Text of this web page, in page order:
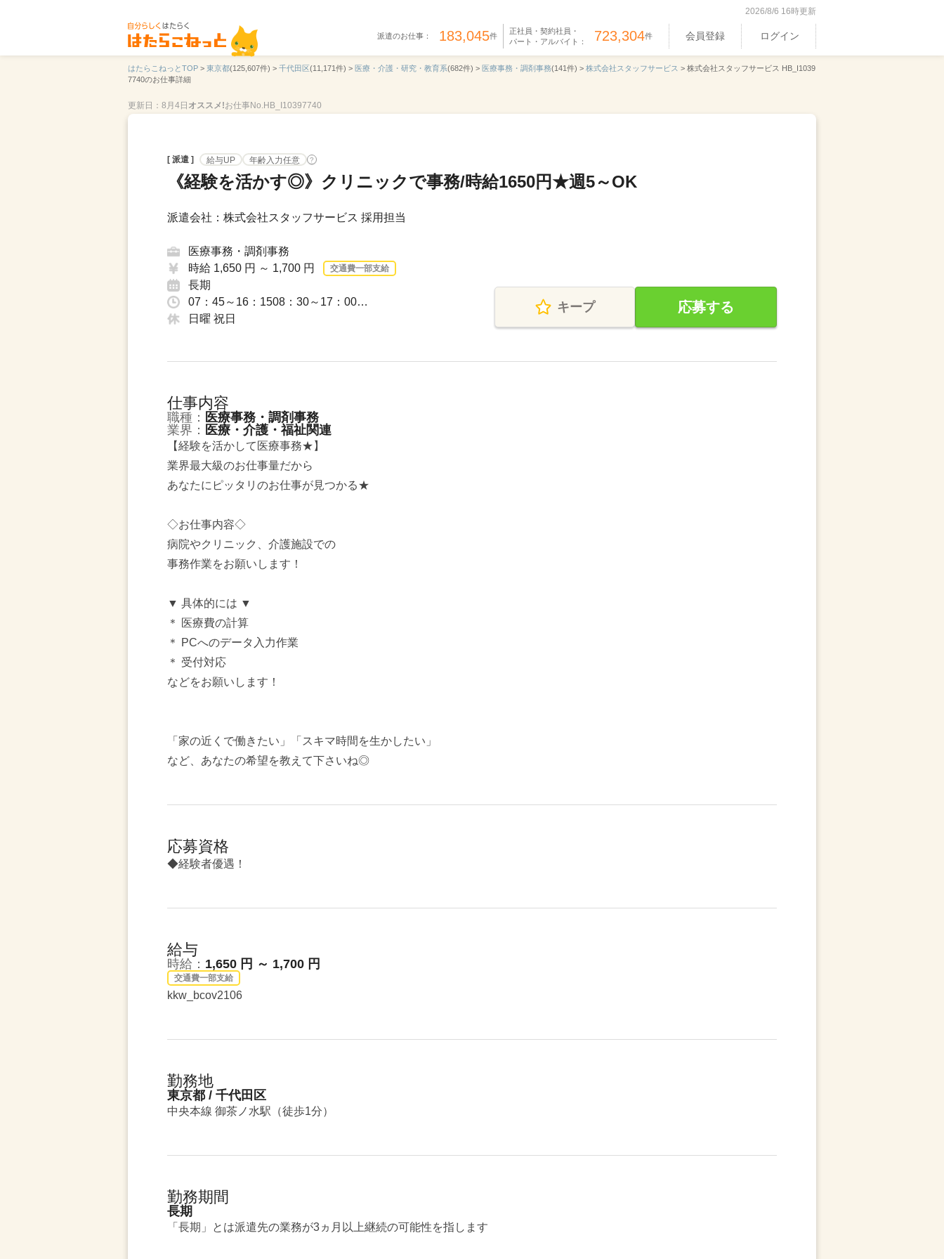
2026/8/6 16時更新
派遣のお仕事： 183,045件
正社員・契約社員・
パート・アルバイト： 723,304件 会員登録 ログイン
はたらこねっとTOP > 東京都(125,607件) > 千代田区(11,171件) > 医療・介護・研究・教育系(682件) > 医療事務・調剤事務(141件) > 株式会社スタッフサービス > 株式会社スタッフサービス HB_I1039
7740のお仕事詳細
更新日：8月4日 オススメ!お仕事No.HB_I10397740
[ 派遣 ] 給与UP 年齢入力任意 ?
《経験を活かす◎》クリニックで事務/時給1650円★週5～OK
派遣会社：株式会社スタッフサービス 採用担当
医療事務・調剤事務
時給 1,650 円 ～ 1,700 円
交通費一部支給
長期
07：45～16：1508：30～17：00…
日曜 祝日
キープ 応募する
仕事内容
職種： 医療事務・調剤事務
業界： 医療・介護・福祉関連
【経験を活かして医療事務★】
業界最大級のお仕事量だから
あなたにピッタリのお仕事が見つかる★
◇お仕事内容◇
病院やクリニック、介護施設での
事務作業をお願いします！
▼ 具体的には ▼
＊ 医療費の計算
＊ PCへのデータ入力作業
＊ 受付対応
などをお願いします！
「家の近くで働きたい」「スキマ時間を生かしたい」
など、あなたの希望を教えて下さいね◎
応募資格
◆経験者優遇！
給与
時給： 1,650 円 ～ 1,700 円
交通費一部支給
kkw_bcov2106
勤務地
東京都 / 千代田区
中央本線 御茶ノ水駅（徒歩1分）
勤務期間
長期
「長期」とは派遣先の業務が3ヵ月以上継続の可能性を指します